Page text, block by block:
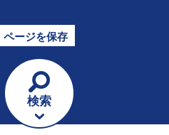
ページを保存
検索